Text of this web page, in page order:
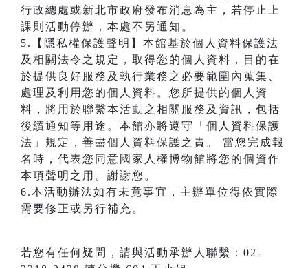
行政總處或新北市政府發布消息為主，若停止上
課則活動停辦，本處不另通知。
5.【隱私權保護聲明】本館基於個人資料保護法
及相關法令之規定，取得您的個人資料，目的在
於提供良好服務及執行業務之必要範圍內蒐集、
處理及利用您的個人資料。您所提供的個人資
料，將用於聯繫本活動之相關服務及資訊，包括
後續通知等用途。本館亦將遵守「個人資料保護
法」規定，善盡個人資料保護之責。 當您完成報
名時，代表您同意國家人權博物館將您的個資作
本項聲明之用。謝謝您。
6.本活動辦法如有未竟事宜，主辦單位得依實際
需要修正或另行補充。
若您有任何疑問，請與活動承辦人聯繫：02-